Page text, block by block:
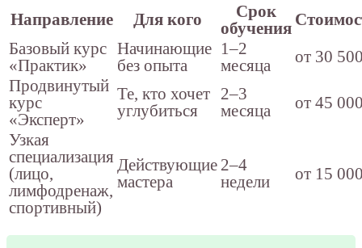
Направление Для кого
Срок
обучения
Базовый курс
«Практик»
Начинающие
без опыта
1–2
месяца
от 30
Продвинутый
курс
«Эксперт»
Те, кто хочет
углубиться
2–3
месяца
от 45
Узкая
специализация
(лицо,
лимфодренаж,
спортивный)
Действующие
мастера
2–4
недели
от 15